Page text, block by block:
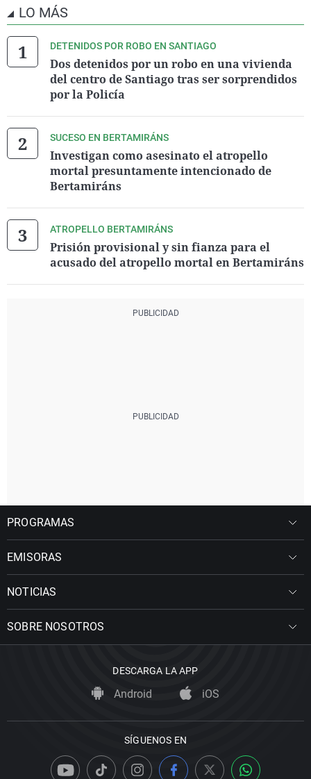
LO MÁS
DETENIDOS POR ROBO EN SANTIAGO
Dos detenidos por un robo en una vivienda
del centro de Santiago tras ser sorprendidos
por la Policía
SUCESO EN BERTAMIRÁNS
Investigan como asesinato el atropello
mortal presuntamente intencionado de
Bertamiráns
ATROPELLO BERTAMIRÁNS
Prisión provisional y sin fianza para el
acusado del atropello mortal en Bertamiráns
PROGRAMAS
EMISORAS
NOTICIAS
SOBRE NOSOTROS
DESCARGA LA APP
Android iOS
SÍGUENOS EN